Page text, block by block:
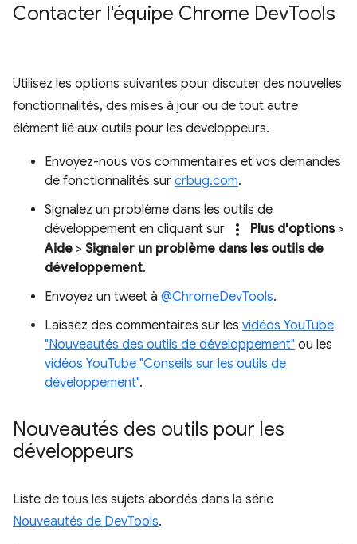
Contacter l'équipe Chrome DevTools
Utilisez les options suivantes pour discuter des nouvelles
fonctionnalités, des mises à jour ou de tout autre
élément lié aux outils pour les développeurs.
Envoyez-nous vos commentaires et vos demandes
de fonctionnalités sur crbug.com.
Signalez un problème dans les outils de
développement en cliquant sur
more_vert Plus d'options>
Aide > Signaler un problème dans les outils de
développement.
Envoyez un tweet à @ChromeDevTools.
Laissez des commentaires sur les vidéos YouTube
"Nouveautés des outils de développement" ou les
vidéos YouTube "Conseils sur les outils de
développement".
Nouveautés des outils pour les
développeurs
Liste de tous les sujets abordés dans la série
Nouveautés de DevTools.